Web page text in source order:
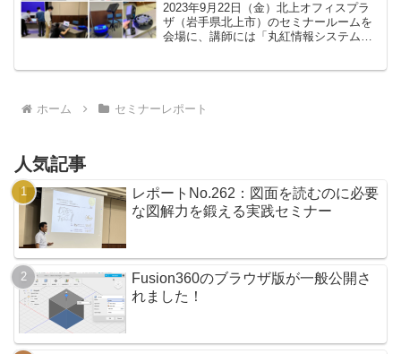
2023年9月22日（金）北上オフィスプラ
ザ（岩手県北上市）のセミナールームを
会場に、講師には「丸紅情報システムズ
ホーム
セミナーレポート
人気記事
レポートNo.262：図面を読むのに必要
な図解力を鍛える実践セミナー
Fusion360のブラウザ版が一般公開さ
れました！